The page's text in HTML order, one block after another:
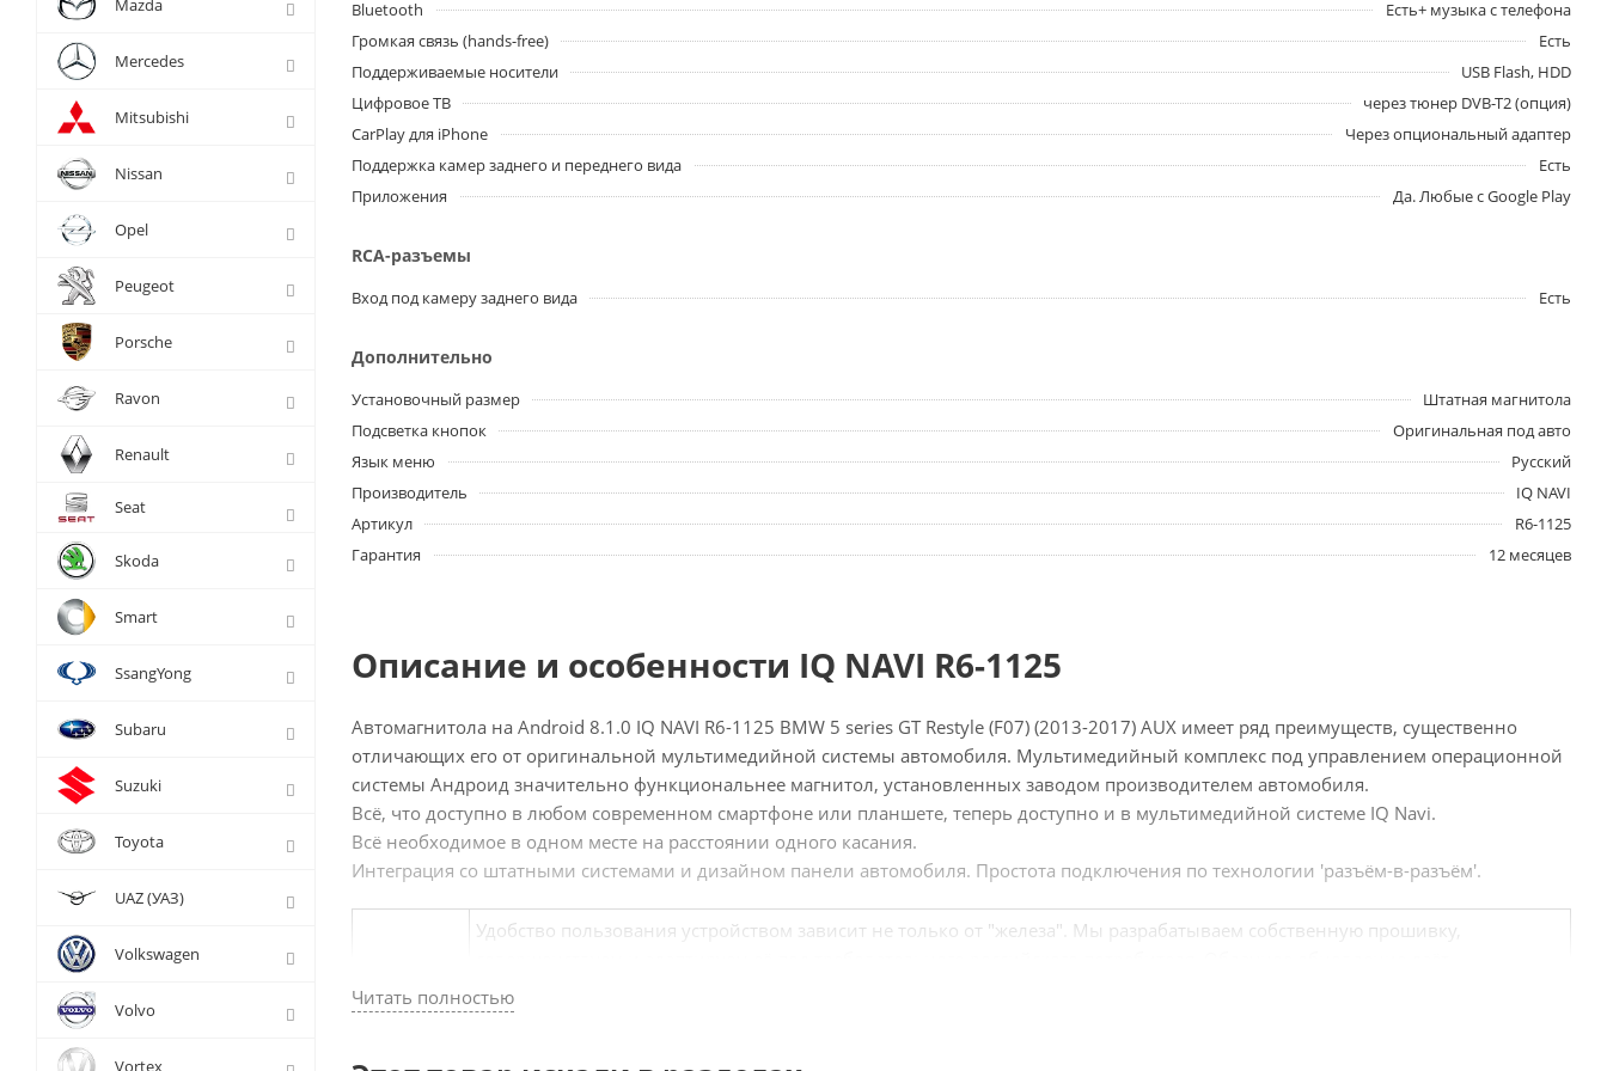
Bluetooth
Есть+ музыка с телефона
Громкая связь (hands-free)
Есть
Поддерживаемые носители
USB Flash, HDD
Цифровое ТВ
через тюнер DVB-T2 (опция)
CarPlay для iPhone
Через опциональный адаптер
Поддержка камер заднего и переднего вида
Есть
Приложения
Да. Любые с Google Play
RCA-разъемы
Вход под камеру заднего вида Есть
Дополнительно
Установочный размер
Штатная магнитола
Подсветка кнопок
Оригинальная под авто
Язык меню
Русский
Производитель
IQ NAVI
Артикул
R6-1125
Гарантия
12 месяцев
Описание и особенности IQ NAVI R6-1125
Автомагнитола на Android 8.1.0 IQ NAVI R6-1125 BMW 5 series GT Restyle (F07) (2013-2017) AUX имеет ряд преимуществ, существенно
отличающих его от оригинальной мультимедийной системы автомобиля. Мультимедийный комплекс под управлением операционной
системы Андроид значительно функциональнее магнитол, установленных заводом производителем автомобиля.
Всё, что доступно в любом современном смартфоне или планшете, теперь доступно и в мультимедийной системе IQ Navi.
Всё необходимое в одном месте на расстоянии одного касания.
Интеграция со штатными системами и дизайном панели автомобиля. Простота подключения по технологии 'разъём-в-разъём'.
Удобство пользования устройством зависит не только от "железа". Мы разрабатываем собственную прошивку,
существенно отличают нас от конкурентов на рынке.
Читать полностью
Mazda
Mercedes
Mitsubishi
Nissan
Opel
Peugeot
Porsche
Ravon
Renault
Seat
Skoda
Smart
SsangYong
Subaru
Suzuki
Toyota
UAZ (УАЗ)
Volkswagen
Volvo
Vortex